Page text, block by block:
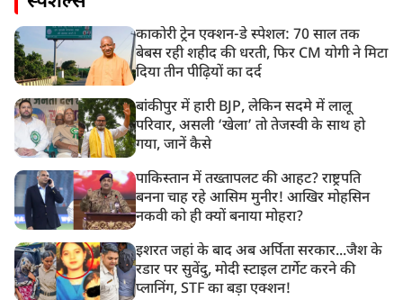
काकोरी ट्रेन एक्शन-डे स्पेशल: 70 साल तक
बेबस रही शहीद की धरती, फिर CM योगी ने मिटा
दिया तीन पीढ़ियों का दर्द
बांकीपुर में हारी BJP, लेकिन सदमे में लालू
परिवार, असली ‘खेला’ तो तेजस्वी के साथ हो
गया, जानें कैसे
पाकिस्तान में तख्तापलट की आहट? राष्ट्रपति
बनना चाह रहे आसिम मुनीर! आखिर मोहसिन
नकवी को ही क्यों बनाया मोहरा?
इशरत जहां के बाद अब अर्पिता सरकार...जैश के
रडार पर सुवेंदु, मोदी स्टाइल टार्गेट करने की
प्लानिंग, STF का बड़ा एक्शन!